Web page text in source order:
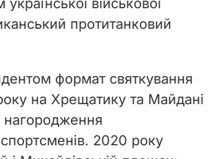
протитанковий
формат святкування
на Хрещатику та Майдані
нагородження
2020 року